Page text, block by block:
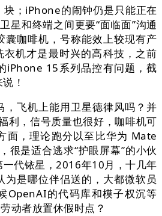
；iPhone的闹钟仍是只能正在
星和终端之间更要“面临面”沟通
囊咖啡机，号称能效上较现有产
机才是最时兴的高科技，之前
iPhone 15系列品控有问题，截
！
飞机上能用卫星德律风吗？并
利，信号质量也很好，咖啡机可
面，理论跑分以至比华为 Mate
很是适合逃求“护眼屏幕”的小伙
代铱星，2016年10月，十几年
为是哪位伴侣送的，大都微软员
OpenAI的代码库和模子权沉等
动者放置休假时点？